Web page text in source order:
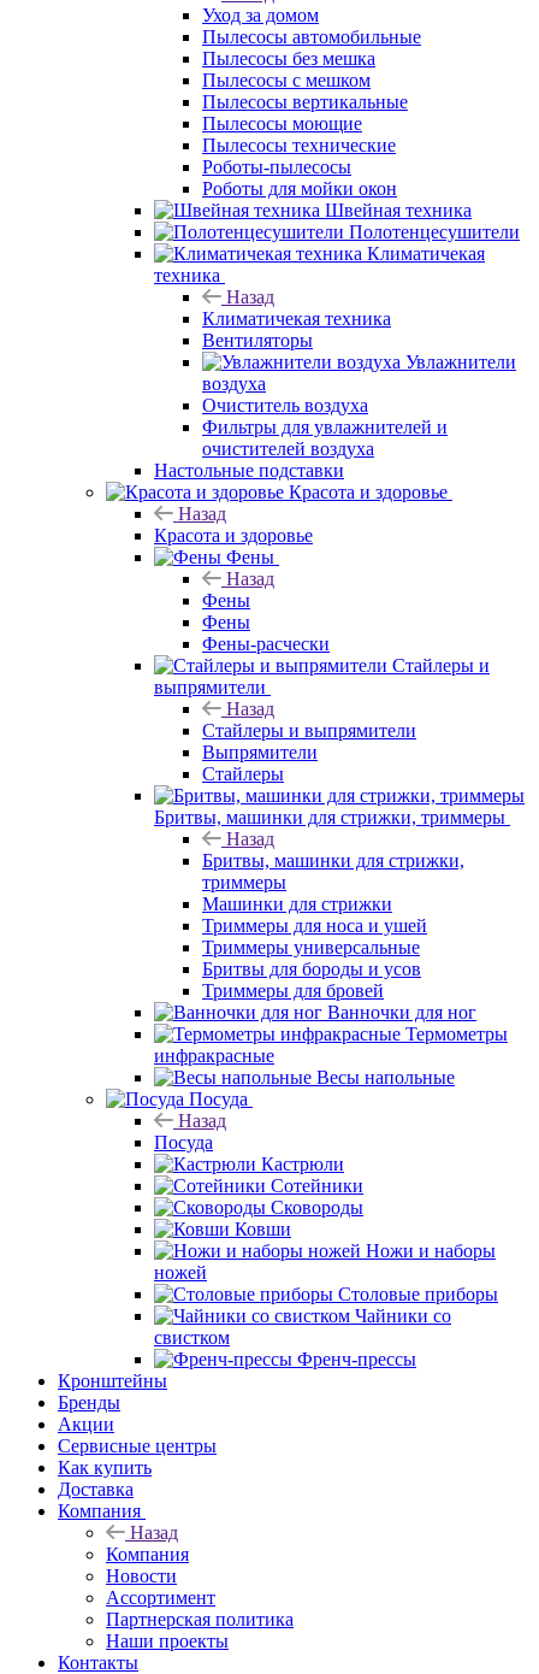
Уход за домом
Пылесосы автомобильные
Пылесосы без мешка
Пылесосы с мешком
Пылесосы вертикальные
Пылесосы моющие
Пылесосы технические
Роботы-пылесосы
Роботы для мойки окон
Швейная техника
Полотенцесушители
Климатичекая
техника
Назад
Климатичекая техника
Вентиляторы
Увлажнители
воздуха
Очиститель воздуха
Фильтры для увлажнителей и
очистителей воздуха
Настольные подставки
Красота и здоровье
Назад
Красота и здоровье
Фены
Назад
Фены
Фены
Фены-расчески
Стайлеры и
выпрямители
Назад
Стайлеры и выпрямители
Выпрямители
Стайлеры
Бритвы, машинки для стрижки, триммеры
Назад
Бритвы, машинки для стрижки,
триммеры
Машинки для стрижки
Триммеры для носа и ушей
Триммеры универсальные
Бритвы для бороды и усов
Триммеры для бровей
Ванночки для ног
Термометры
инфракрасные
Весы напольные
Посуда
Назад
Посуда
Кастрюли
Сотейники
Сковороды
Ковши
Ножи и наборы
ножей
Столовые приборы
Чайники со
свистком
Френч-прессы
Кронштейны
Бренды
Акции
Сервисные центры
Как купить
Доставка
Компания
Назад
Компания
Новости
Ассортимент
Партнерская политика
Наши проекты
Контакты